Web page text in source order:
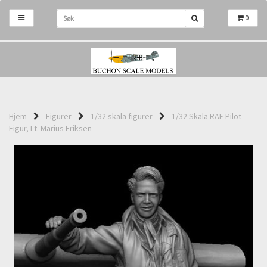
0
Hjem Figurer 1/32 skala figurer
1/32 Skala RAF Pilot
Figur, Lt. Marius Eriksen